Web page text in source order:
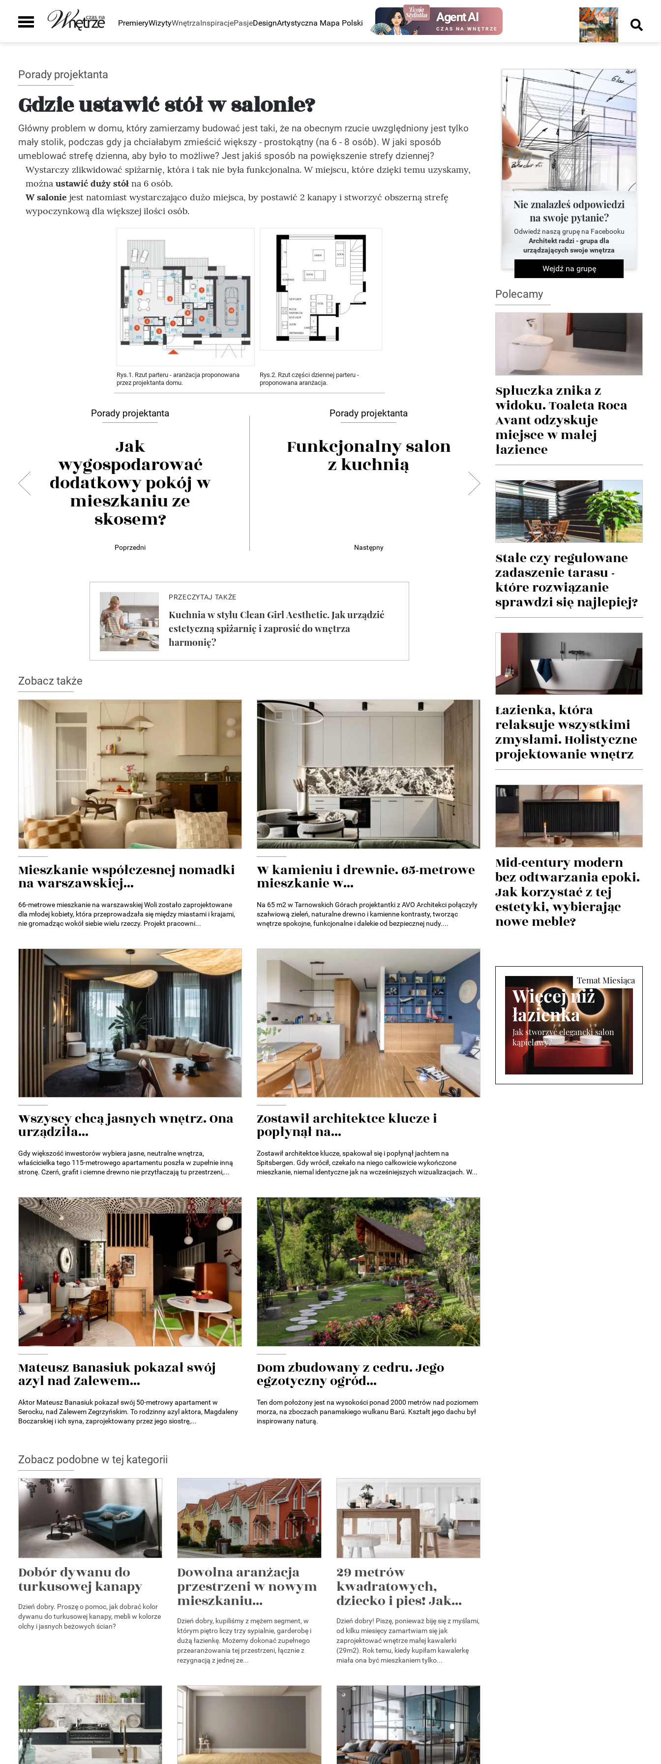
PremieryWizytyWnętrza
Łazienka
Sypialnia
Gabinet
Biuro
Taras i ogród
Zaplecze domu
Kominki
Oświetlenie
Smart home
Szafy
AGD
Zlewy i baterie
Wanny i natryski
Ceramika Łazienkowa
DIY
InspiracjePasje
Auto
Smaki życia
DesignArtystyczna Mapa Polski Agent AI
CZAS NA WNĘTRZE
Nowy
numer
kup ten
numer
Wydanie papierowe
kup ten
Wydanie cyfrowe
Porady projektanta
Gdzie ustawić stół w salonie?
Główny problem w domu, który zamierzamy budować jest taki, że na obecnym rzucie uwzględniony jest tylko
mały stolik, podczas gdy ja chciałabym zmieścić większy - prostokątny (na 6 - 8 osób). W jaki sposób
umeblować strefę dzienna, aby było to możliwe? Jest jakiś sposób na powiększenie strefy dziennej?
Wystarczy zlikwidować spiżarnię, która i tak nie była funkcjonalna. W miejscu, które dzięki temu uzyskamy,
można ustawić duży stół na 6 osób.
W salonie jest natomiast wystarczająco dużo miejsca, by postawić 2 kanapy i stworzyć obszerną strefę
wypoczynkową dla większej ilości osób.
Rys.1. Rzut parteru - aranżacja proponowana
przez projektanta domu.
Rys.2. Rzut części dziennej parteru -
proponowana aranżacja.
Porady projektanta
Jak
wygospodarować
dodatkowy pokój w
mieszkaniu ze
skosem?
Poprzedni
Porady projektanta
Funkcjonalny salon
z kuchnią
Następny
Zobacz także
Mieszkanie współczesnej nomadki
na warszawskiej...
66-metrowe mieszkanie na warszawskiej Woli zostało zaprojektowane
dla młodej kobiety, która przeprowadzała się między miastami i krajami,
nie gromadząc wokół siebie wielu rzeczy. Projekt pracowni...
W kamieniu i drewnie. 65-metrowe
mieszkanie w...
Na 65 m2 w Tarnowskich Górach projektantki z AVO Architekci połączyły
szałwiową zieleń, naturalne drewno i kamienne kontrasty, tworząc
wnętrze spokojne, funkcjonalne i dalekie od bezpiecznej nudy....
Wszyscy chcą jasnych wnętrz. Ona
urządziła...
Gdy większość inwestorów wybiera jasne, neutralne wnętrza,
właścicielka tego 115-metrowego apartamentu poszła w zupełnie inną
stronę. Czerń, grafit i ciemne drewno nie przytłaczają tu przestrzeni,...
Zostawił architektce klucze i
popłynął na...
Zostawił architektce klucze, spakował się i popłynął jachtem na
Spitsbergen. Gdy wrócił, czekało na niego całkowicie wykończone
mieszkanie, niemal identyczne jak na wcześniejszych wizualizacjach. W...
Mateusz Banasiuk pokazał swój
azyl nad Zalewem...
Aktor Mateusz Banasiuk pokazał swój 50-metrowy apartament w
Serocku, nad Zalewem Zegrzyńskim. To rodzinny azyl aktora, Magdaleny
Boczarskiej i ich syna, zaprojektowany przez jego siostrę,...
Dom zbudowany z cedru. Jego
egzotyczny ogród...
Ten dom położony jest na wysokości ponad 2000 metrów nad poziomem
morza, na zboczach panamskiego wulkanu Barú. Kształt jego dachu był
inspirowany naturą.
Zobacz podobne w tej kategorii
Dobór dywanu do
turkusowej kanapy
Dzień dobry. Proszę o pomoc, jak dobrać kolor
dywanu do turkusowej kanapy, mebli w kolorze
olchy i jasnych beżowych ścian?
Dowolna aranżacja
przestrzeni w nowym
mieszkaniu...
Dzień dobry, kupiliśmy z mężem segment, w
którym piętro liczy trzy sypialnie, garderobę i
dużą łazienkę. Możemy dokonać zupełnego
przearanżowania tej przestrzeni, łącznie z
rezygnacją z jednej ze...
29 metrów
kwadratowych,
dziecko i pies! Jak...
Dzień dobry! Piszę, ponieważ biję się z myślami,
od kilku miesięcy zamartwiam się jak
zaprojektować wnętrze małej kawalerki
(29m2). Rok temu, kiedy kupiłam kawalerkę
miała ona być mieszkaniem tylko...
Nie znalazłeś odpowiedzi
na swoje pytanie?
Odwiedź naszą grupę na Facebooku
Architekt radzi - grupa dla
urządzających swoje wnętrza
Wejdź na grupę
Polecamy
Spłuczka znika z
widoku. Toaleta Roca
Avant odzyskuje
miejsce w małej
łazience
Stałe czy regulowane
zadaszenie tarasu -
które rozwiązanie
sprawdzi się najlepiej?
Łazienka, która
relaksuje wszystkimi
zmysłami. Holistyczne
projektowanie wnętrz
Mid-century modern
bez odtwarzania epoki.
Jak korzystać z tej
estetyki, wybierając
nowe meble?
Więcej niż
łazienka
Jak stworzyć elegancki salon
kąpielowy?